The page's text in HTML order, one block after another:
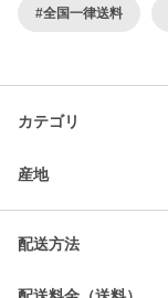
#全国一律送料
カテゴリ
産地
配送方法